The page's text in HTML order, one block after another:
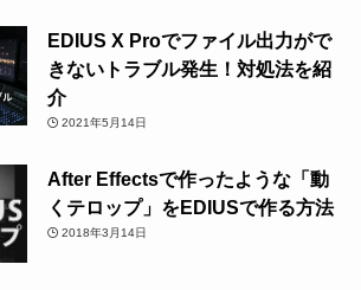
EDIUS X Proでファイル出力がで
きないトラブル発生！対処法を紹
介
2021年5月14日
After Effectsで作ったような「動
くテロップ」をEDIUSで作る方法
2018年3月14日